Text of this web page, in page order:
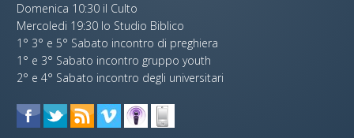
Domenica 10:30 il Culto
Mercoledi 19:30 lo Studio Biblico
1° 3° e 5° Sabato incontro di preghiera
1° e 3° Sabato incontro gruppo youth
2° e 4° Sabato incontro degli universitari